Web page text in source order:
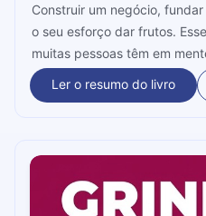
Construir um negócio,
o seu esforço dar frutos.
muitas pessoas têm em
em prática. Ray Kroc, autor
passos em ação, e criou algo
homem incrível.
Ler o resumo do livro